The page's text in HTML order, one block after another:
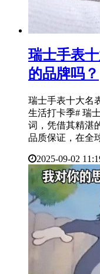
瑞士手表
的品牌吗？
瑞士手表十大名
生活打卡季# 瑞
词，凭借其精湛
品质保证，在全
2025-09-02